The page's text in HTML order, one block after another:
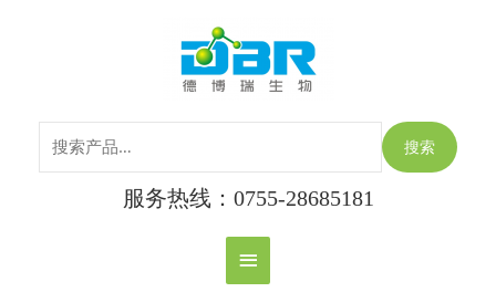
主
菜
单
搜索
服务热线：0755-28685181